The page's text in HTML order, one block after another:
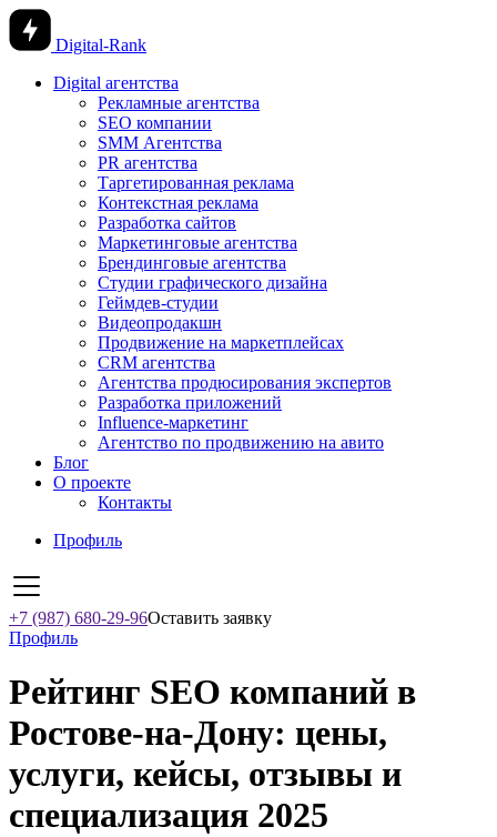
Digital-Rank
Digital агентства
Рекламные агентства
SEO компании
SMM Агентства
PR агентства
Таргетированная реклама
Контекстная реклама
Разработка сайтов
Маркетинговые агентства
Брендинговые агентства
Студии графического дизайна
Геймдев-студии
Видеопродакшн
Продвижение на маркетплейсах
CRM агентства
Агентства продюсирования экспертов
Разработка приложений
Influence-маркетинг
Агентство по продвижению на авито
Блог
О проекте
Контакты
Профиль
+7 (987) 680-29-96Оставить заявку
Профиль
Рейтинг SEO компаний в
Ростове-на-Дону: цены,
услуги, кейсы, отзывы и
специализация 2025